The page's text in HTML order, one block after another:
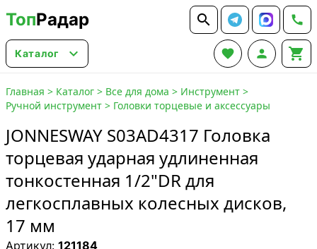
ТопРадар  
Каталог    
Главная > Каталог > Все для дома > Инструмент >
Ручной инструмент > Головки торцевые и аксессуары
JONNESWAY S03AD4317 Головка
торцевая ударная удлиненная
тонкостенная 1/2"DR для
легкосплавных колесных дисков,
17 мм
Артикул: 121184